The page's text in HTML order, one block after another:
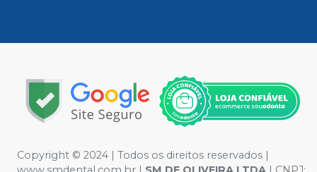
Copyright © 2024 | Todos os direitos reservados |